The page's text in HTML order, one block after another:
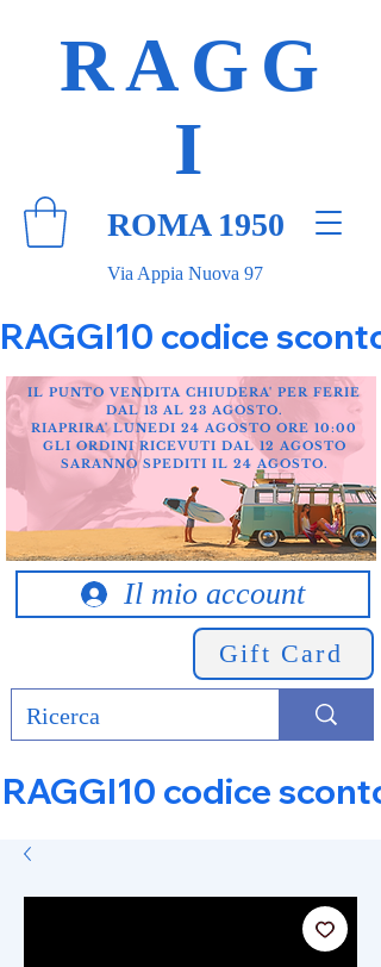
Via Appia Nuova 97
RAGG
I
ROMA 1950
RAGGI10 codice
Il mio account
Gift Card
IL PUNTO VENDITA CHIUDERA' PER FERIE
DAL 13 AL 23 AGOSTO.
RIAPRIRA' LUNEDI 24 AGOSTO ORE 10:00
GLI ORDINI RICEVUTI DAL 12 AGOSTO
SARANNO SPEDITI IL 24 AGOSTO.
RAGGI10 codice